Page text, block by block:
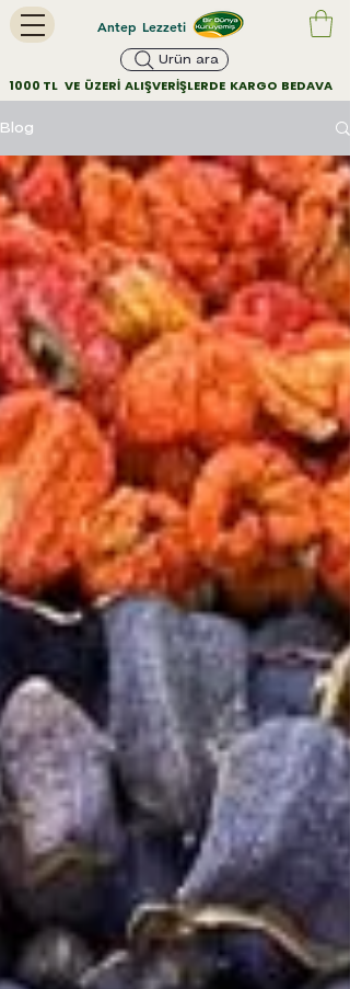
Antep Lezzeti
Ürün ara
1000 TL   VE  ÜZERİ  ALIŞVERİŞLERDE  KARGO  BEDAVA
Blog